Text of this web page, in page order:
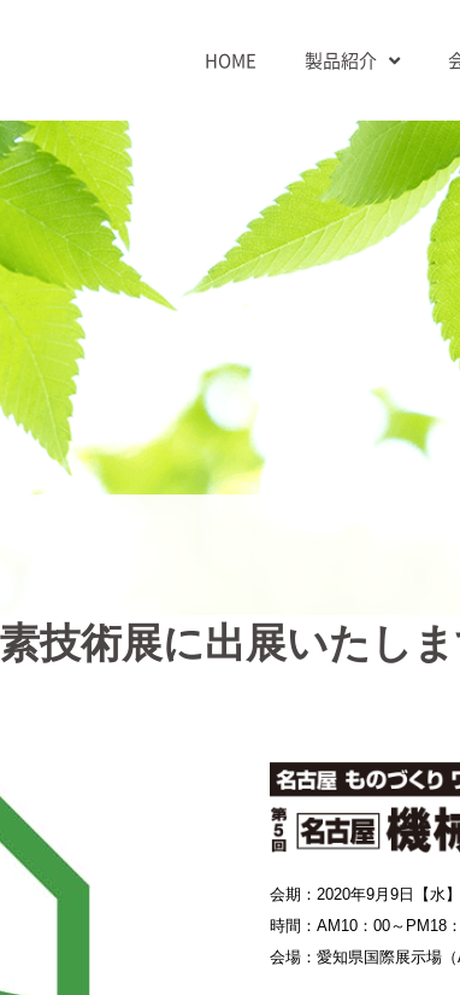
HOME 製品紹介
技術展に出展いたし
会期： 2020年9月 9 日【水
時間： AM10 ： 00～ PM18 ：
会場：愛知県国際展示場（